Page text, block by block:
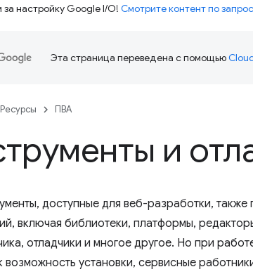
настройку Google I/O! Смотрите контент по
Эта страница переведена с помощью
Ресурсы ПВА
и
доступные для веб-разработки,
включая библиотеки, платформы,
отладчики и многое другое. Но при
возможность установки, сервисные